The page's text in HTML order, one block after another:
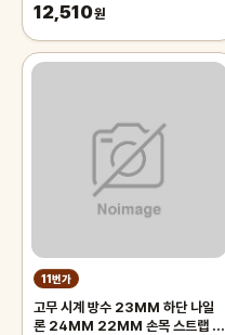
25MM 밴드 스트랩 12MM
12,510원
11번가
고무 시계 방수 23MM 하단 나일
론 24MM 22MM 손목 스트랩 옐